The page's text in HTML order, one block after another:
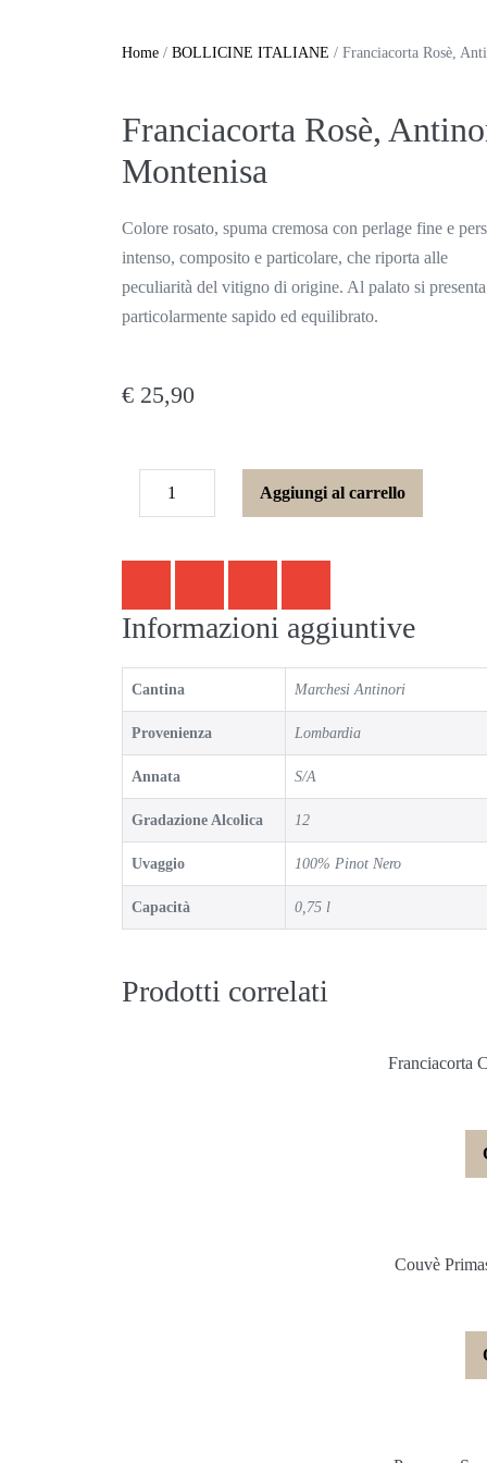
Home / BOLLICINE ITALIANE / Franciacorta Rosè,
Franciacorta Rosè,
Montenisa
Colore rosato, spuma cremosa con perlage fine e
intenso, composito e particolare, che riporta alle
peculiarità del vitigno di origine. Al palato si
particolarmente sapido ed equilibrato.
€ 25,90
Aggiungi al carrello
Informazioni aggiuntive
Cantina Marchesi Antinori
Provenienza Lombardia
Annata S/A
Gradazione Alcolica 12
Uvaggio 100% Pinot Nero
Capacità 0,75 l
Prodotti correlati
Franciacorta
Couvè